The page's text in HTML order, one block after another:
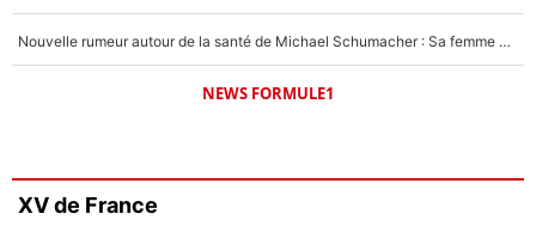
Nouvelle rumeur autour de la santé de Michael Schumacher : Sa femme Corinna sort du silence
NEWS FORMULE1
XV de France